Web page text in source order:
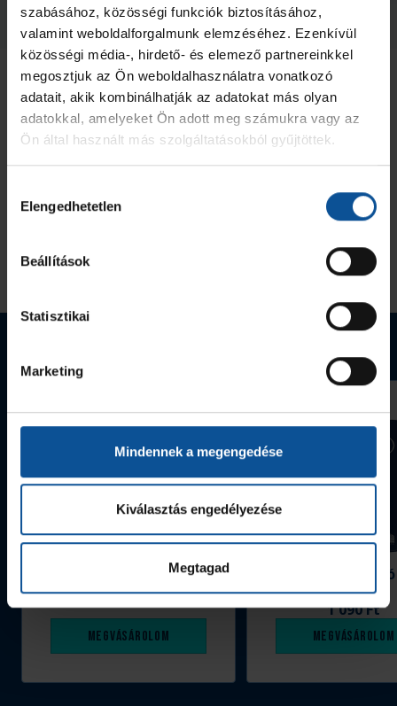
szabásához, közösségi funkciók biztosításához,
valamint weboldalforgalmunk elemzéséhez. Ezenkívül
közösségi média-, hirdető- és elemező partnereinkkel
megosztjuk az Ön weboldalhasználatra vonatkozó
adatait, akik kombinálhatják az adatokat más olyan
adatokkal, amelyeket Ön adott meg számukra vagy az
Ön által használt más szolgáltatásokból gyűjtöttek.
kiválasztása
Elengedhetetlen
Beállítások
Statisztikai
Marketing
Mindennek a megengedése
Kiválasztás engedélyezése
Megtagad
Megnézem az összeset
Grafitceruza 25/26
390 Ft
Megvásárolom
Szeged
1 090 Ft
Megvásárolom